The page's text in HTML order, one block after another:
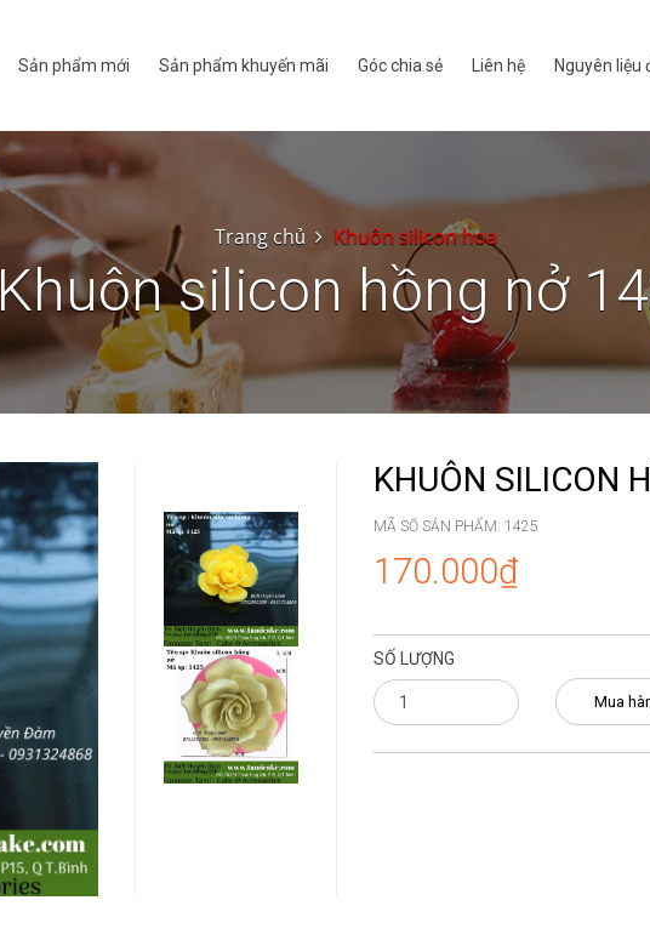
Sản phẩm mới Sản phẩm khuyến mãi Góc chia sẻ Liên hệ Nguyên liệu
Trang chủ Khuôn silicon hoa
Khuôn silicon hồng nở
KHUÔN SILICON
MÃ SỐ SẢN PHẨM: 1425
170.000₫
SỐ LƯỢNG
Mua